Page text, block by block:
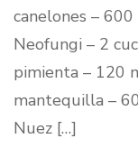
canelones –
Neofungi – 2
pimienta – 120
mantequilla –
Nuez […]